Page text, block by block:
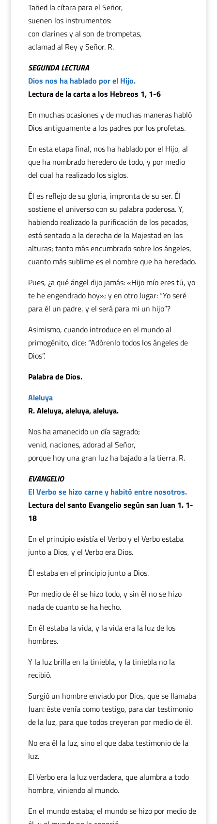
Tañed la cítara para el Señor,
suenen los instrumentos:
con clarines y al son de trompetas,
aclamad al Rey y Señor. R.
SEGUNDA LECTURA
Dios nos ha hablado por el Hijo.
Lectura de la carta a los Hebreos 1, 1-6
En muchas ocasiones y de muchas maneras habló
Dios antiguamente a los padres por los profetas.
En esta etapa final, nos ha hablado por el Hijo, al
que ha nombrado heredero de todo, y por medio
del cual ha realizado los siglos.
Él es reflejo de su gloria, impronta de su ser. Él
sostiene el universo con su palabra poderosa. Y,
habiendo realizado la purificación de los pecados,
está sentado a la derecha de la Majestad en las
alturas; tanto más encumbrado sobre los ángeles,
cuanto más sublime es el nombre que ha heredado.
Pues, ¿a qué ángel dijo jamás: «Hijo mío eres tú, yo
te he engendrado hoy»; y en otro lugar: “Yo seré
para él un padre, y el será para mi un hijo”?
Asimismo, cuando introduce en el mundo al
primogénito, dice: “Adórenlo todos los ángeles de
Dios”.
Palabra de Dios.
Aleluya
R. Aleluya, aleluya, aleluya.
Nos ha amanecido un día sagrado;
venid, naciones, adorad al Señor,
porque hoy una gran luz ha bajado a la tierra. R.
EVANGELIO
El Verbo se hizo carne y habitó entre nosotros.
Lectura del santo Evangelio según san Juan 1. 1-
18
En el principio existía el Verbo y el Verbo estaba
junto a Dios, y el Verbo era Dios.
Él estaba en el principio junto a Dios.
Por medio de él se hizo todo, y sin él no se hizo
nada de cuanto se ha hecho.
En él estaba la vida, y la vida era la luz de los
hombres.
Y la luz brilla en la tiniebla, y la tiniebla no la
recibió.
Surgió un hombre enviado por Dios, que se llamaba
Juan: éste venía como testigo, para dar testimonio
de la luz, para que todos creyeran por medio de él.
No era él la luz, sino el que daba testimonio de la
luz.
El Verbo era la luz verdadera, que alumbra a todo
hombre, viniendo al mundo.
En el mundo estaba; el mundo se hizo por medio de